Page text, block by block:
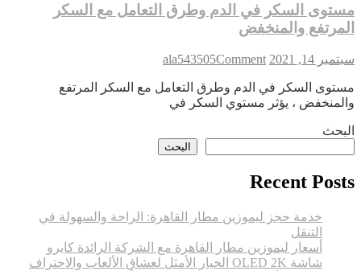
مستوى السكر في الدم وطرق التعامل مع السكر
المرتفع والمنخفض
سبتمبر 14, 2021 ala543505Comment
on
السكر
والمنخفض
مستوى السكر في الدم وطرق التعامل مع السكر المرتفع
والمنخفض ، يؤثر مستوي السكر في
البحث
البحث
Recent Posts
خدمة حجز ليموزين مطار القاهرة: الراحة والسهولة في
التنقل
أسعار ليموزين مطار القاهرة مع الشركة الرائدة كايرو
شاشة OLED 2K الخيار الأمثل لعشاق الألعاب والاحتراف